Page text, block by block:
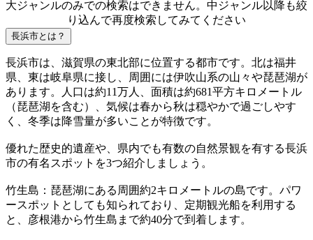
大ジャンルのみでの検索はできません。中ジャンル以降も絞
り込んで再度検索してみてください
長浜市とは？
長浜市は、滋賀県の東北部に位置する都市です。北は福井
県、東は岐阜県に接し、周囲には伊吹山系の山々や琵琶湖が
あります。人口は約11万人、面積は約681平方キロメートル
（琵琶湖を含む）、気候は春から秋は穏やかで過ごしやす
く、冬季は降雪量が多いことが特徴です。
優れた歴史的遺産や、県内でも有数の自然景観を有する長浜
市の有名スポットを3つ紹介しましょう。
竹生島：琵琶湖にある周囲約2キロメートルの島です。パワ
ースポットとしても知られており、定期観光船を利用する
と、彦根港から竹生島まで約40分で到着します。